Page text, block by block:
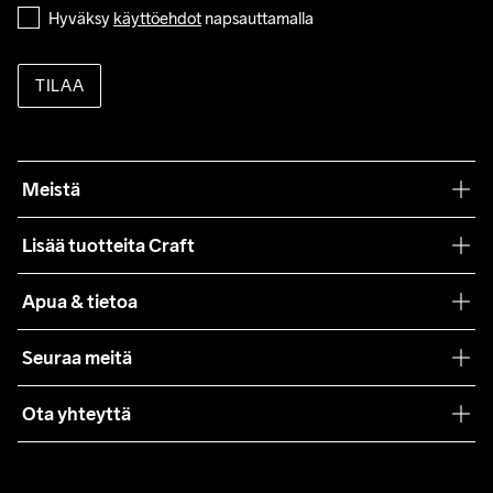
Hyväksy käyttöehdot napsauttamalla
TILAA
Meistä
Lisää tuotteita Craft
Yhteistyöt
Lehdistö
Apua & tietoa
Käyttöehdot
Asiakaspalvelu
Seuraa meitä
Ota yhteyttä